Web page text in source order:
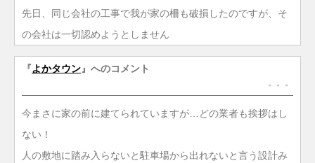
先日、同じ会社の工事で我が家の柵も破損したのですが、そ
の会社は一切認めようとしません
『よかタウン 』へのコメント
。。。
今まさに家の前に建てられていますが…どの業者も挨拶はし
ない！
人の敷地に踏み入らないと駐車場から出れないと言う設計み